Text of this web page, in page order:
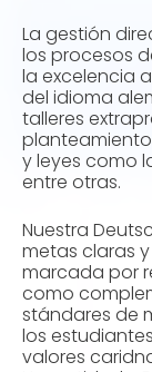
La gestión
los procesos
la excelencia
del idioma
talleres
y leyes como
entre otras.
Nuestra
metas claras
marcada por
como
stándares de
los
valores